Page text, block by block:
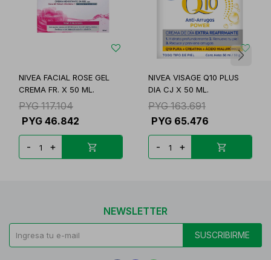
NIVEA FACIAL ROSE GEL
CREMA FR. X 50 ML.
PYG 117.104
PYG 46.842
- +
NIVEA VISAGE Q10 PLUS
DIA CJ X 50 ML.
PYG 163.691
PYG 65.476
- +
NEWSLETTER
SUSCRIBIRME